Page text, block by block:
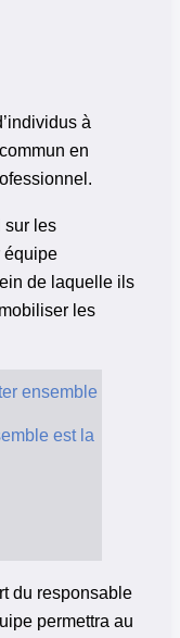
à
en
sur les
équipe
de laquelle ils
les
ensemble
est la
du responsable
permettra au